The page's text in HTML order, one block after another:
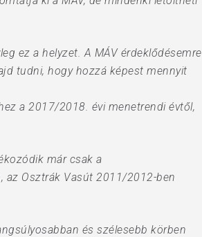
ez a helyzet. A MÁV érdeklődésemre
tudni, hogy hozzá képest mennyit
a 2017/2018. évi menetrendi évtől,
már csak a
az Osztrák Vasút 2011/2012-ben
és szélesebb körben